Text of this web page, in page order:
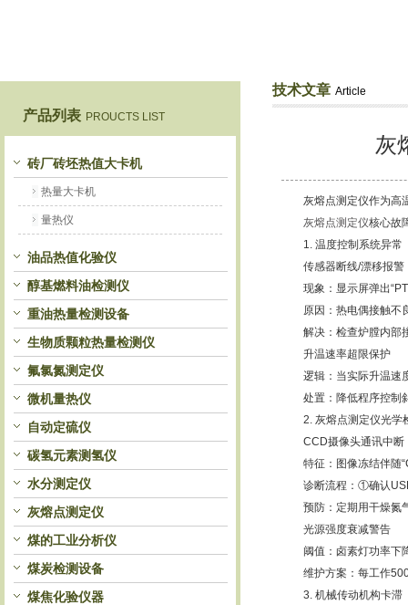
产品列表 PROUCTS LIST
砖厂砖坯热值大卡机
热量大卡机
量热仪
油品热值化验仪
醇基燃料油检测仪
重油热量检测设备
生物质颗粒热量检测仪
氟氯氮测定仪
微机量热仪
自动定硫仪
碳氢元素测氢仪
水分测定仪
灰熔点测定仪
煤的工业分析仪
煤炭检测设备
煤焦化验仪器
技术文章 Article
灰
灰熔点测定仪作为高温
灰熔点测定仪核心故
1. 温度控制系统异常
传感器断线/漂移报警
现象：显示屏弹出
原因：热电偶接触不
解决：检查炉膛内部接
升温速率超限保护
逻辑：当实际升温速度
处置：降低程序控制斜
2. 灰熔点测定仪光学
CCD摄像头通讯中断
特征：图像冻结伴随
诊断流程：①确认USB
预防：定期用干燥氮气
光源强度衰减警告
阈值：卤素灯功率下
维护方案：每工作500
3. 机械传动机构卡滞